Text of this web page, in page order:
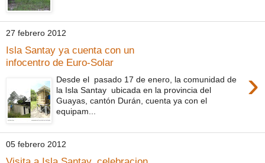
27 febrero 2012
Isla Santay ya cuenta con un
infocentro de Euro-Solar
›
Desde el pasado 17 de enero, la comunidad de
la Isla Santay ubicada en la provincia del
Guayas, cantón Durán, cuenta ya con el
equipam...
05 febrero 2012